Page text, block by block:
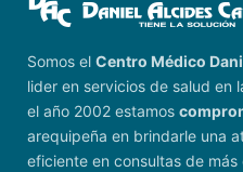
Somos el Centro Médico
lider en servicios de salud en
el año 2002 estamos
arequipeña en brindarle una
eficiente en consultas de